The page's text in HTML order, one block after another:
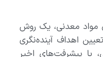
مواد معدنی، یک روش
اهداف آینده‌نگری
با پیشرفت‌های اخیر